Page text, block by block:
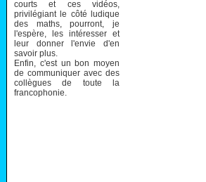
courts et ces vidéos,
privilégiant le côté ludique
des maths, pourront, je
l'espère, les intéresser et
leur donner l'envie d'en
savoir plus.
Enfin, c'est un bon moyen
de communiquer avec des
collègues de toute la
francophonie.